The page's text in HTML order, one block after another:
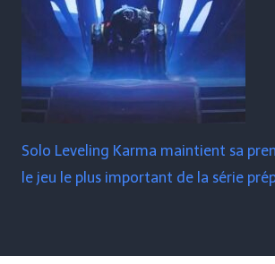
Solo Leveling Karma maintient sa
le jeu le plus important de la série